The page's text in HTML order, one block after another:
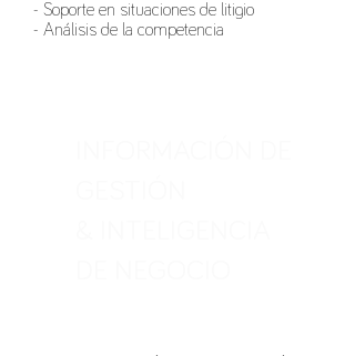
- Soporte en situaciones de litigio
- Análisis de la competencia